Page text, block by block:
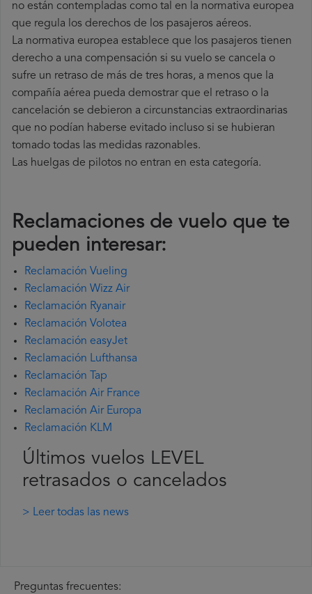
no están contempladas como tal en la normativa europea
que regula los derechos de los pasajeros aéreos.
La normativa europea establece que los pasajeros tienen
derecho a una compensación si su vuelo se cancela o
sufre un retraso de más de tres horas, a menos que la
compañía aérea pueda demostrar que el retraso o la
cancelación se debieron a circunstancias extraordinarias
que no podían haberse evitado incluso si se hubieran
tomado todas las medidas razonables.
Las huelgas de pilotos no entran en esta categoría.
Reclamaciones de vuelo que te
pueden interesar:
Reclamación Vueling
Reclamación Wizz Air
Reclamación Ryanair
Reclamación Volotea
Reclamación easyJet
Reclamación Lufthansa
Reclamación Tap
Reclamación Air France
Reclamación Air Europa
Reclamación KLM
Últimos vuelos LEVEL
retrasados o cancelados
> Leer todas las news
Preguntas frecuentes: